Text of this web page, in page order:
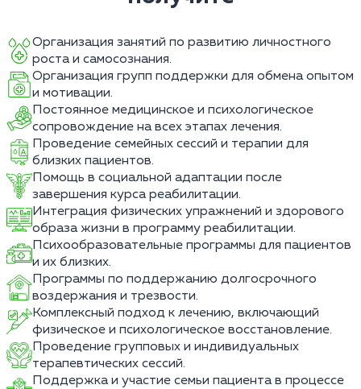
Организация занятий по развитию личностного
роста и самосознания.
Организация групп поддержки для обмена опытом
и мотивации.
Постоянное медицинское и психологическое
сопровождение на всех этапах лечения.
Проведение семейных сессий и терапии для
близких пациентов.
Помощь в социальной адаптации после
завершения курса реабилитации.
Интеграция физических упражнений и здорового
образа жизни в программу реабилитации.
Психообразовательные программы для пациентов
и их близких.
Программы по поддержанию долгосрочного
воздержания и трезвости.
Комплексный подход к лечению, включающий
физическое и психологическое восстановление.
Проведение групповых и индивидуальных
терапевтических сессий.
Поддержка и участие семьи пациента в процессе